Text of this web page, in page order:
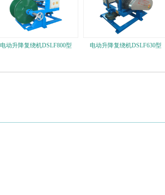
电动升降复绕机DSLF800型 电动升降复绕机DSLF630型